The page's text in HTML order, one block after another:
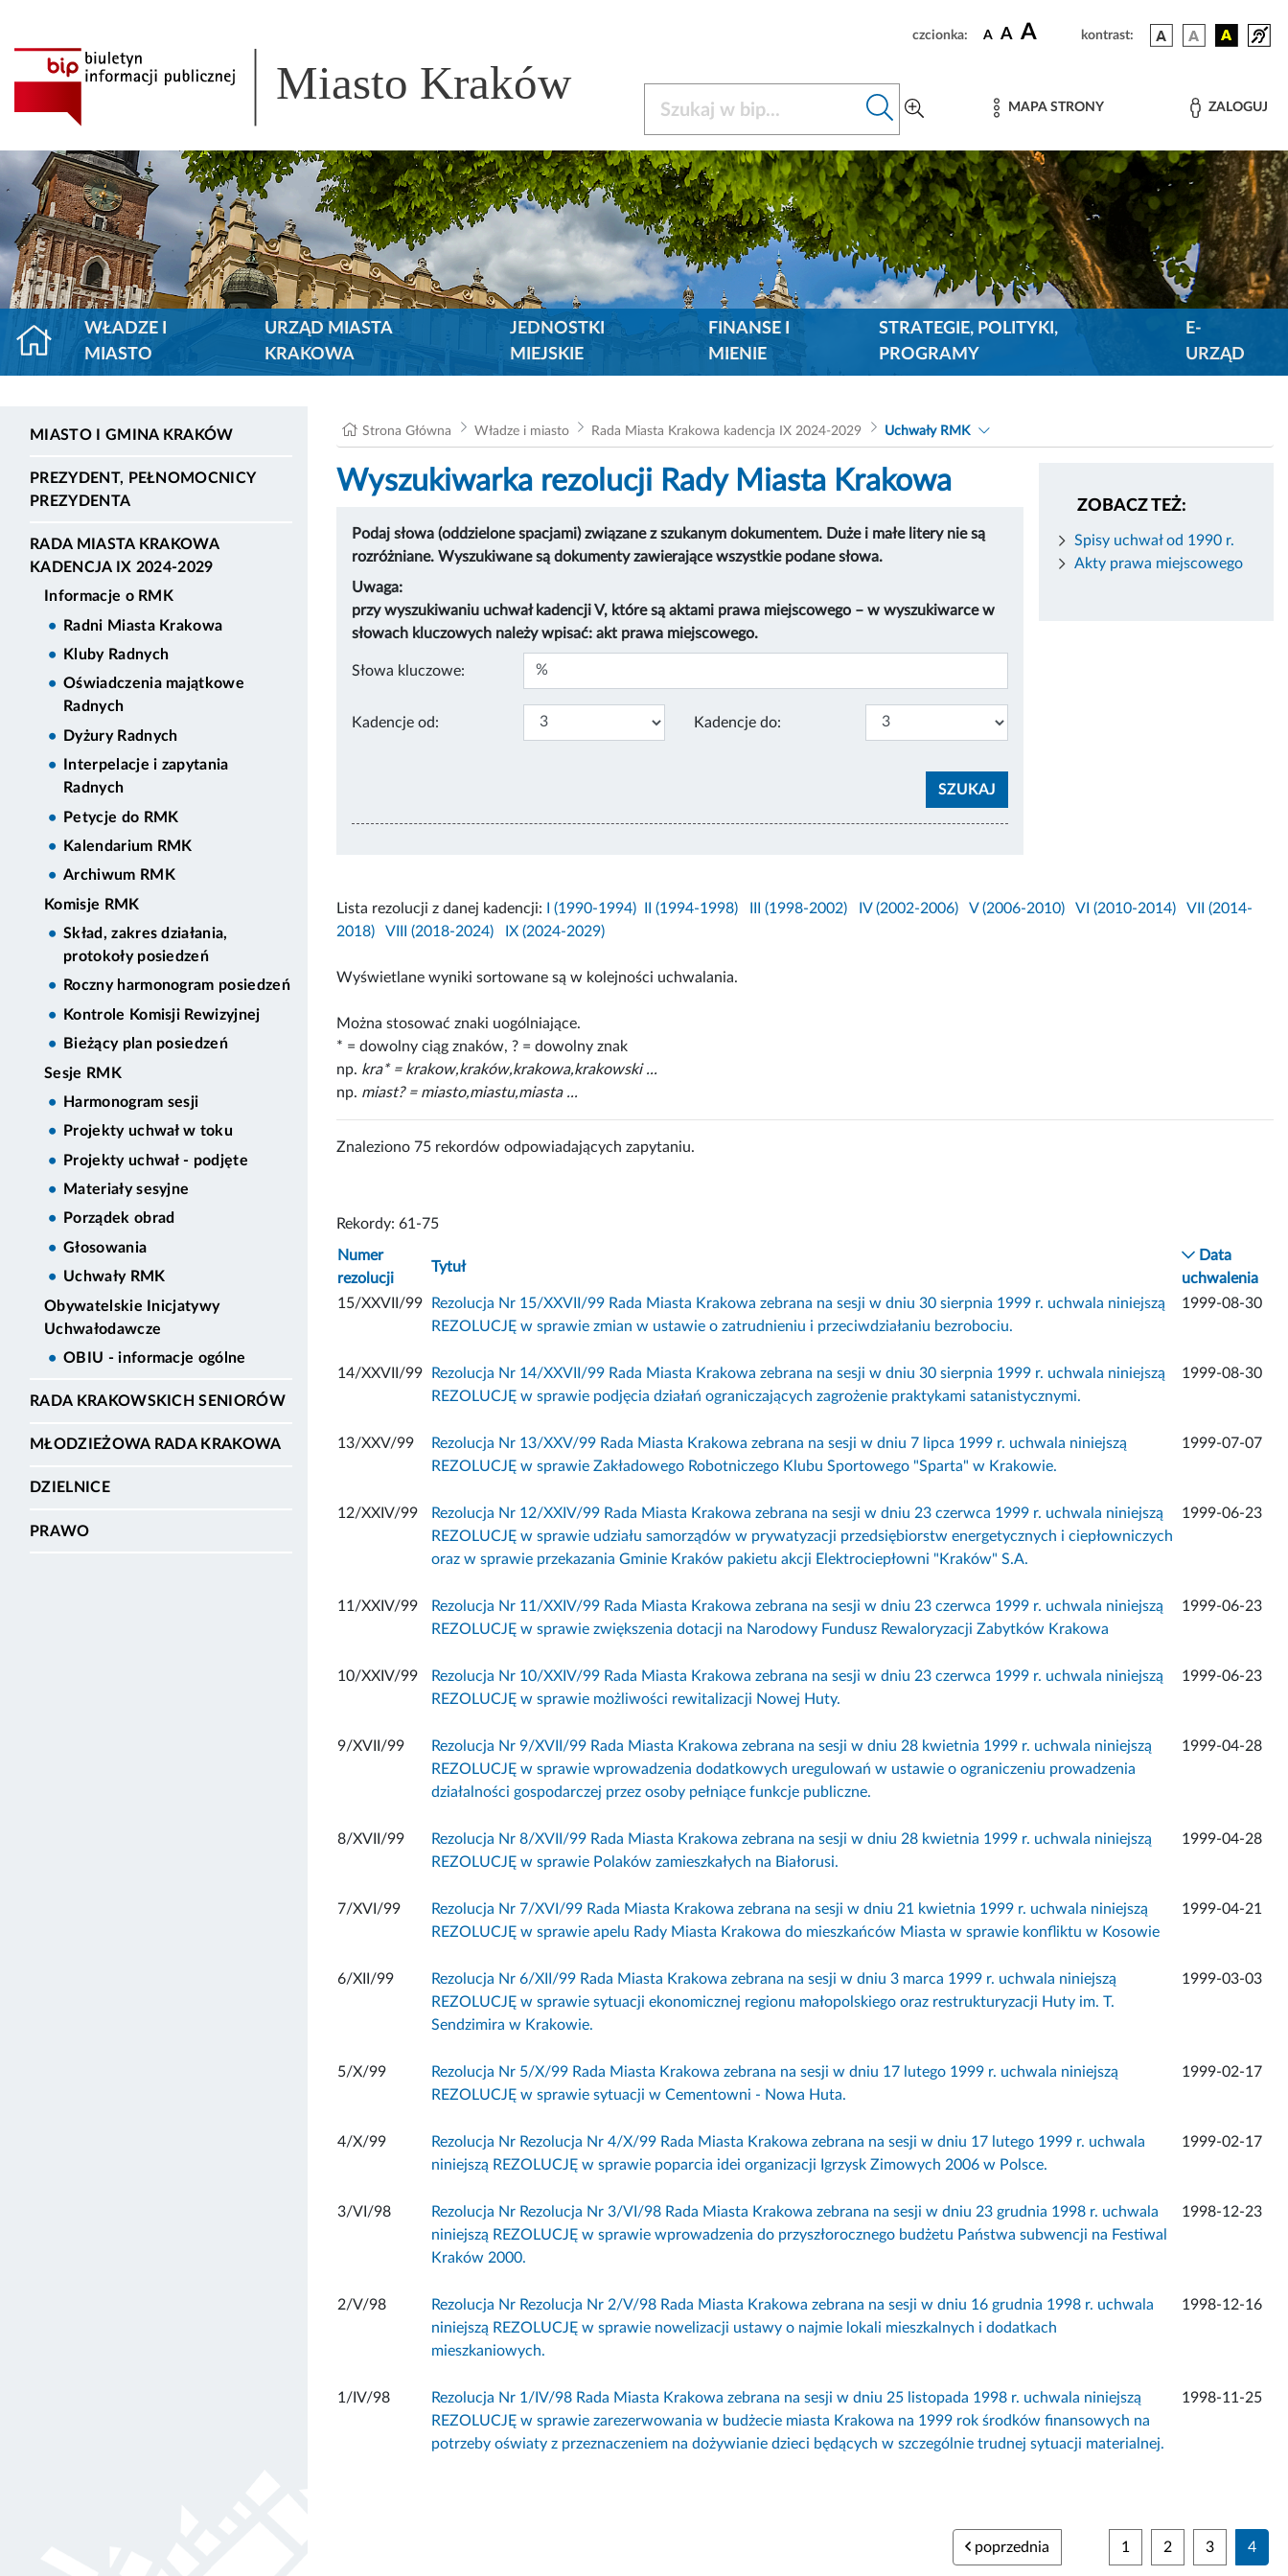
czcionka: A A A kontrast:
Miasto Kraków MAPA STRONY ZALOGUJ
WŁADZE I
MIASTO
URZĄD MIASTA
KRAKOWA
JEDNOSTKI
MIEJSKIE
FINANSE I
MIENIE
STRATEGIE, POLITYKI,
PROGRAMY
E-
URZĄD
MIASTO I GMINA KRAKÓW
PREZYDENT, PEŁNOMOCNICY
PREZYDENTA
RADA MIASTA KRAKOWA
KADENCJA IX 2024-2029
Informacje o RMK
Radni Miasta Krakowa
Kluby Radnych
Oświadczenia majątkowe
Radnych
Dyżury Radnych
Interpelacje i zapytania
Radnych
Petycje do RMK
Kalendarium RMK
Archiwum RMK
Komisje RMK
Skład, zakres działania,
protokoły posiedzeń
Roczny harmonogram posiedzeń
Kontrole Komisji Rewizyjnej
Bieżący plan posiedzeń
Sesje RMK
Harmonogram sesji
Projekty uchwał w toku
Projekty uchwał - podjęte
Materiały sesyjne
Porządek obrad
Głosowania
Uchwały RMK
Obywatelskie Inicjatywy
Uchwałodawcze
OBIU - informacje ogólne
RADA KRAKOWSKICH SENIORÓW
MŁODZIEŻOWA RADA KRAKOWA
DZIELNICE
PRAWO
Strona Główna Władze i miasto Rada Miasta Krakowa kadencja IX 2024-2029 Uchwały RMK
ZOBACZ TEŻ:
Spisy uchwał od 1990 r.
Akty prawa miejscowego
Wyszukiwarka rezolucji Rady Miasta Krakowa
Podaj słowa (oddzielone spacjami) związane z szukanym dokumentem. Duże i małe litery nie są
rozróżniane. Wyszukiwane są dokumenty zawierające wszystkie podane słowa.
Uwaga:
przy wyszukiwaniu uchwał kadencji V, które są aktami prawa miejscowego – w wyszukiwarce w
słowach kluczowych należy wpisać: akt prawa miejscowego.
Słowa kluczowe:
Kadencje od: Kadencje do:
Lista rezolucji z danej kadencji: I (1990-1994) II (1994-1998) III (1998-2002) IV (2002-2006) V (2006-2010) VI (2010-2014)
VII (2014-
2018)
VIII (2018-2024) IX (2024-2029)
Wyświetlane wyniki sortowane są w kolejności uchwalania.
Można stosować znaki uogólniające.
* = dowolny ciąg znaków, ? = dowolny znak
np. kra* = krakow,kraków,krakowa,krakowski ...
np. miast? = miasto,miastu,miasta ...
Znaleziono 75 rekordów odpowiadających zapytaniu.
Rekordy: 61-75
Numer
rezolucji
Tytuł
Data
uchwalenia
15/XXVII/99
Rezolucja Nr 15/XXVII/99 Rada Miasta Krakowa zebrana na sesji w dniu 30 sierpnia 1999 r. uchwala niniejszą
REZOLUCJĘ w sprawie zmian w ustawie o zatrudnieniu i przeciwdziałaniu bezrobociu.
1999-08-30
14/XXVII/99
Rezolucja Nr 14/XXVII/99 Rada Miasta Krakowa zebrana na sesji w dniu 30 sierpnia 1999 r. uchwala niniejszą
REZOLUCJĘ w sprawie podjęcia działań ograniczających zagrożenie praktykami satanistycznymi.
1999-08-30
13/XXV/99
Rezolucja Nr 13/XXV/99 Rada Miasta Krakowa zebrana na sesji w dniu 7 lipca 1999 r. uchwala niniejszą
REZOLUCJĘ w sprawie Zakładowego Robotniczego Klubu Sportowego "Sparta" w Krakowie.
1999-07-07
12/XXIV/99
Rezolucja Nr 12/XXIV/99 Rada Miasta Krakowa zebrana na sesji w dniu 23 czerwca 1999 r. uchwala niniejszą
REZOLUCJĘ w sprawie udziału samorządów w prywatyzacji przedsiębiorstw energetycznych i ciepłowniczych
oraz w sprawie przekazania Gminie Kraków pakietu akcji Elektrociepłowni "Kraków" S.A.
1999-06-23
11/XXIV/99
Rezolucja Nr 11/XXIV/99 Rada Miasta Krakowa zebrana na sesji w dniu 23 czerwca 1999 r. uchwala niniejszą
REZOLUCJĘ w sprawie zwiększenia dotacji na Narodowy Fundusz Rewaloryzacji Zabytków Krakowa
1999-06-23
10/XXIV/99
Rezolucja Nr 10/XXIV/99 Rada Miasta Krakowa zebrana na sesji w dniu 23 czerwca 1999 r. uchwala niniejszą
REZOLUCJĘ w sprawie możliwości rewitalizacji Nowej Huty.
1999-06-23
9/XVII/99
Rezolucja Nr 9/XVII/99 Rada Miasta Krakowa zebrana na sesji w dniu 28 kwietnia 1999 r. uchwala niniejszą
REZOLUCJĘ w sprawie wprowadzenia dodatkowych uregulowań w ustawie o ograniczeniu prowadzenia
działalności gospodarczej przez osoby pełniące funkcje publiczne.
1999-04-28
8/XVII/99
Rezolucja Nr 8/XVII/99 Rada Miasta Krakowa zebrana na sesji w dniu 28 kwietnia 1999 r. uchwala niniejszą
REZOLUCJĘ w sprawie Polaków zamieszkałych na Białorusi.
1999-04-28
7/XVI/99
Rezolucja Nr 7/XVI/99 Rada Miasta Krakowa zebrana na sesji w dniu 21 kwietnia 1999 r. uchwala niniejszą
REZOLUCJĘ w sprawie apelu Rady Miasta Krakowa do mieszkańców Miasta w sprawie konfliktu w Kosowie
1999-04-21
6/XII/99
Rezolucja Nr 6/XII/99 Rada Miasta Krakowa zebrana na sesji w dniu 3 marca 1999 r. uchwala niniejszą
REZOLUCJĘ w sprawie sytuacji ekonomicznej regionu małopolskiego oraz restrukturyzacji Huty im. T.
Sendzimira w Krakowie.
1999-03-03
5/X/99
Rezolucja Nr 5/X/99 Rada Miasta Krakowa zebrana na sesji w dniu 17 lutego 1999 r. uchwala niniejszą
REZOLUCJĘ w sprawie sytuacji w Cementowni - Nowa Huta.
1999-02-17
4/X/99
Rezolucja Nr Rezolucja Nr 4/X/99 Rada Miasta Krakowa zebrana na sesji w dniu 17 lutego 1999 r. uchwala
niniejszą REZOLUCJĘ w sprawie poparcia idei organizacji Igrzysk Zimowych 2006 w Polsce.
1999-02-17
3/VI/98
Rezolucja Nr Rezolucja Nr 3/VI/98 Rada Miasta Krakowa zebrana na sesji w dniu 23 grudnia 1998 r. uchwala
niniejszą REZOLUCJĘ w sprawie wprowadzenia do przyszłorocznego budżetu Państwa subwencji na Festiwal
Kraków 2000.
1998-12-23
2/V/98
Rezolucja Nr Rezolucja Nr 2/V/98 Rada Miasta Krakowa zebrana na sesji w dniu 16 grudnia 1998 r. uchwala
niniejszą REZOLUCJĘ w sprawie nowelizacji ustawy o najmie lokali mieszkalnych i dodatkach
mieszkaniowych.
1998-12-16
1/IV/98
Rezolucja Nr 1/IV/98 Rada Miasta Krakowa zebrana na sesji w dniu 25 listopada 1998 r. uchwala niniejszą
REZOLUCJĘ w sprawie zarezerwowania w budżecie miasta Krakowa na 1999 rok środków finansowych na
potrzeby oświaty z przeznaczeniem na dożywianie dzieci będących w szczególnie trudnej sytuacji materialnej.
1998-11-25
poprzednia 1 2 3 4